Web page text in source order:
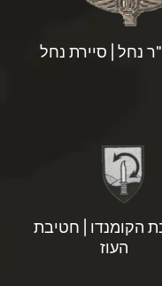
נחל | סיירת נחל
הקומנדו | חטיבת
העוז